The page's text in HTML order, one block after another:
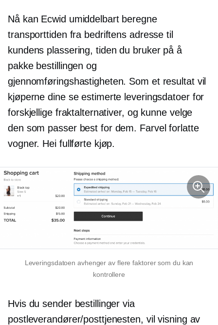
Nå kan Ecwid umiddelbart beregne
transporttiden fra bedriftens adresse til
kundens plassering, tiden du bruker på å
pakke bestillingen og
gjennomføringshastigheten. Som et resultat vil
kjøperne dine se estimerte leveringsdatoer for
forskjellige fraktalternativer, og kunne velge
den som passer best for dem. Farvel forlatte
vogner. Hei fullførte kjøp.
Leveringsdatoen avhenger av flere faktorer som du kan
kontrollere
Hvis du sender bestillinger via
postleverandører/posttjenesten, vil visning av